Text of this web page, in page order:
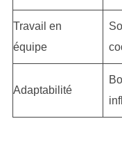
Travail en
équipe
Adaptabilité